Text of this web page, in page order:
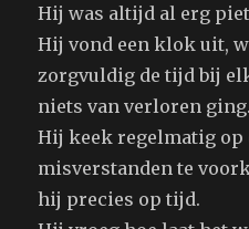
Hij was altijd al erg
Hij vond een klok uit,
zorgvuldig de tijd bij
niets van verloren ging.
Hij keek regelmatig op
misverstanden te
hij precies op tijd.